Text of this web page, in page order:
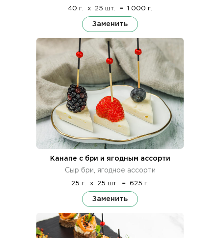
40 г. x 25 шт. = 1 000 г.
Заменить
Канапе с бри и ягодным ассорти
Сыр бри, ягодное ассорти
25 г. x 25 шт. = 625 г.
Заменить